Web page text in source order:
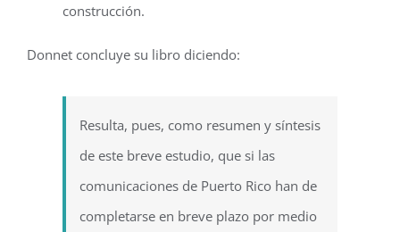
construcción.
Donnet concluye su libro diciendo:
Resulta, pues, como resumen y síntesis
de este breve estudio, que si las
comunicaciones de Puerto Rico han de
completarse en breve plazo por medio